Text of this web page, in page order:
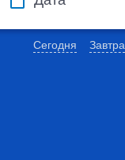
Сегодня Завтра